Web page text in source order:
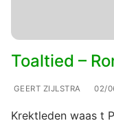
Toaltied –
GEERT ZIJLSTRA 02/
Krektleden waas t